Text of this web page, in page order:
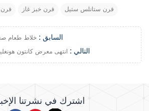
فرن خبز غاز فرن ستانلس ستيل
السابق : خلاط طعام
التالي : انتهى معرض كانتون هونغلينغ رقم
اشترك في نشرتنا